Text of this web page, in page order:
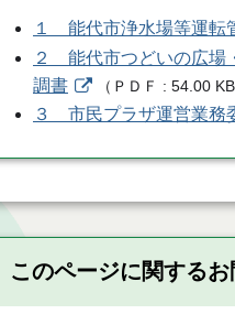
１ 能代市浄水場等運
２ 能代市つどいの広場
調書
（ ＰＤＦ 54.00 KB
３ 市民プラザ運営業
このページに関する